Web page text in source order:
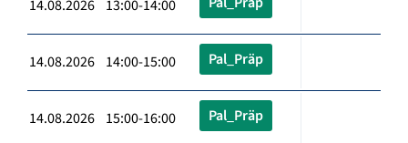
14.08.2026 13:00-14:00
14.08.2026 14:00-15:00 Pal_Präp
14.08.2026 15:00-16:00 Pal_Präp